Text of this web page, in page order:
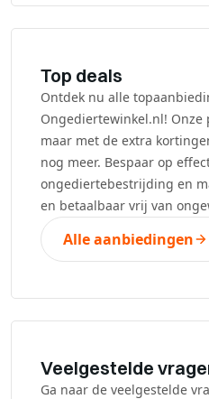
Top deals
Ontdek nu alle
Ongediertewinkel.nl!
maar met de extra
nog meer. Bespaar op
ongediertebestrijding en
en betaalbaar vrij van
Alle aanbiedingen
Veelgestelde
Ga naar de veelgestelde